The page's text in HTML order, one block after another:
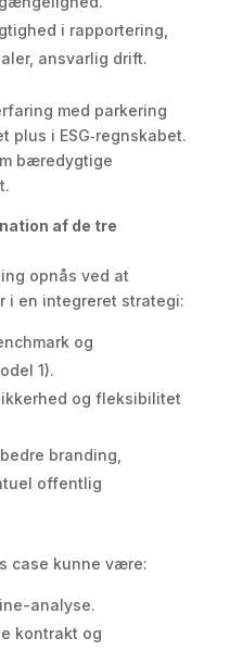
i rapportering,
ansvarlig drift.
med parkering
plus i ESG‑regnskabet.
bæredygtige
af de tre
opnås ved at
i en integreret strategi:
og
1).
og fleksibilitet
branding,
offentlig
case kunne være:
analyse.
kontrakt og